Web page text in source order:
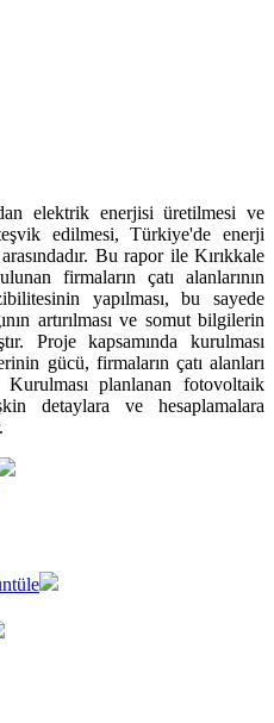
elektrik enerjisi üretilmesi ve
edilmesi, Türkiye'de enerji
Bu rapor ile Kırıkkale
firmaların çatı alanlarının
yapılması, bu sayede
artırılması ve somut bilgilerin
Proje kapsamında kurulması
gücü, firmaların çatı alanları
planlanan fotovoltaik
detaylara ve hesaplamalara